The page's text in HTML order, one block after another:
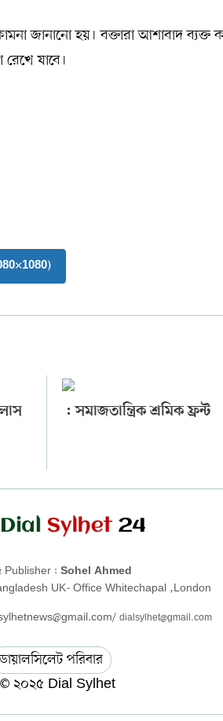
জানানো হয়। বক্তারা আশাবাদ ব্যক্ত
যাবে।
: সমাজতান্ত্রিক শ্রমিক ফ্রন্ট
Publisher : Sohel Ahmed
UK- Office Whitechapal ,London
dialsylhet@gmail.com
ডায়ালসিলেট পরিবার
© ২০২৫ Dial Sylhet